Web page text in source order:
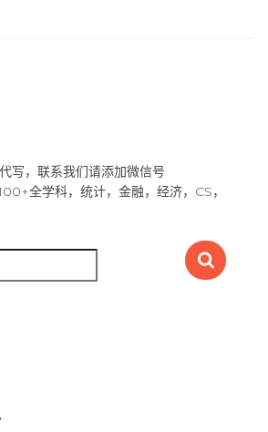
写，联系我们请添加微信号
全学科，统计，金融，经济，CS，